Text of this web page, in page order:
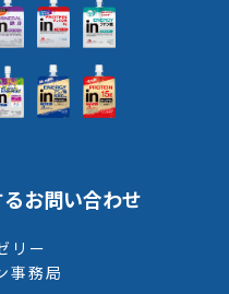
お問い合わせ
リー
事務局